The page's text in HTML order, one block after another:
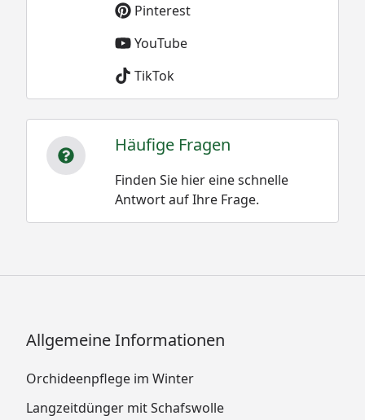
Pinterest
YouTube
TikTok
Häufige Fragen
Finden Sie hier eine schnelle
Antwort auf Ihre Frage.
Allgemeine Informationen
Orchideenpflege im Winter
Langzeitdünger mit Schafswolle